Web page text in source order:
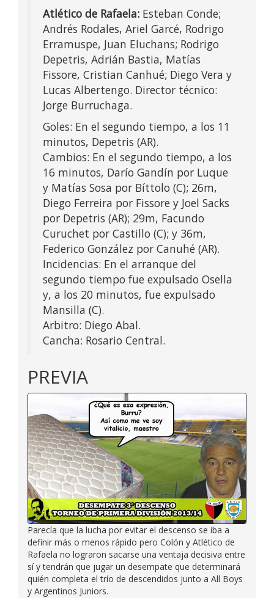
Atlético de Rafaela: Esteban Conde;
Andrés Rodales, Ariel Garcé, Rodrigo
Erramuspe, Juan Eluchans; Rodrigo
Depetris, Adrián Bastia, Matías
Fissore, Cristian Canhué; Diego Vera y
Lucas Albertengo. Director técnico:
Jorge Burruchaga.
Goles: En el segundo tiempo, a los 11
minutos, Depetris (AR).
Cambios: En el segundo tiempo, a los
16 minutos, Darío Gandín por Luque
y Matías Sosa por Bíttolo (C); 26m,
Diego Ferreira por Fissore y Joel Sacks
por Depetris (AR); 29m, Facundo
Curuchet por Castillo (C); y 36m,
Federico González por Canuhé (AR).
Incidencias: En el arranque del
segundo tiempo fue expulsado Osella
y, a los 20 minutos, fue expulsado
Mansilla (C).
Arbitro: Diego Abal.
Cancha: Rosario Central.
PREVIA
Parecía que la lucha por evitar el descenso se iba a
definir más o menos rápido pero Colón y Atlético de
Rafaela no lograron sacarse una ventaja decisiva entre
sí y tendrán que jugar un desempate que determinará
quién completa el trío de descendidos junto a All Boys
y Argentinos Juniors.